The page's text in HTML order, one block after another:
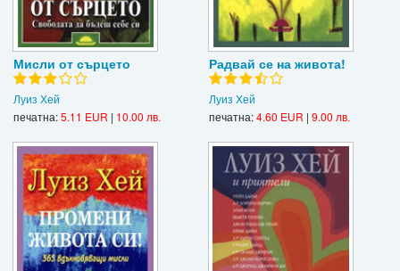
Мисли от сърцето
Луиз Хей
печатна:5.11 EUR | 10.00 лв.
Радвай се на живота!
Луиз Хей
печатна:4.60 EUR | 9.00 лв.